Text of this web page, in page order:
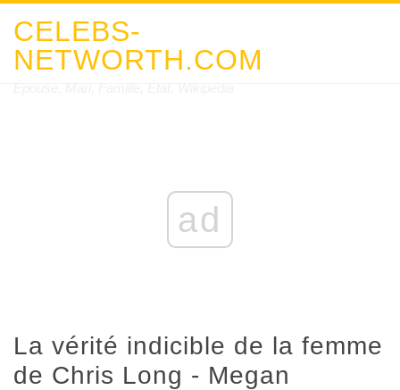
CELEBS-
NETWORTH.COM
ad
La vérité indicible de la femme
de Chris Long - Megan